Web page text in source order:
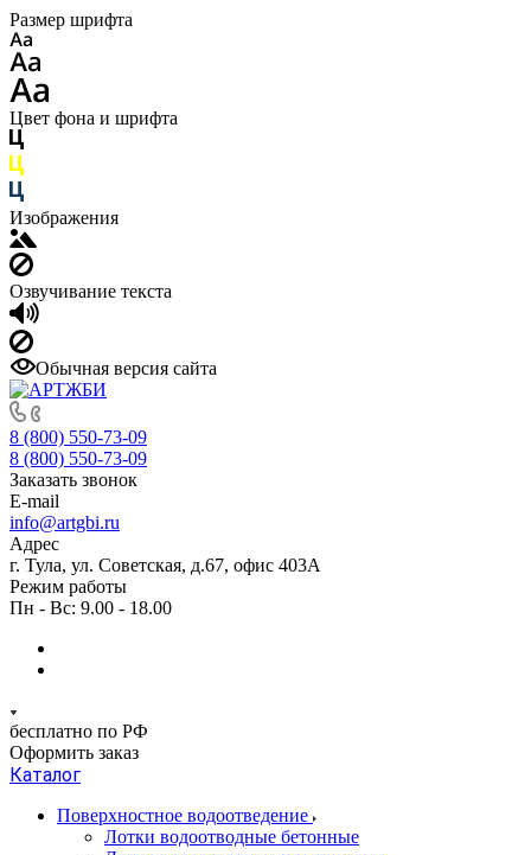
Размер шрифта
Цвет фона и шрифта
Изображения
Озвучивание текста
Обычная версия сайта
8 (800) 550-73-09
8 (800) 550-73-09
Заказать звонок
E-mail
info@artgbi.ru
Адрес
г. Тула, ул. Советская, д.67, офис 403А
Режим работы
Пн - Вс: 9.00 - 18.00
бесплатно по РФ
Оформить заказ
Каталог
Поверхностное водоотведение
Лотки водоотводные бетонные